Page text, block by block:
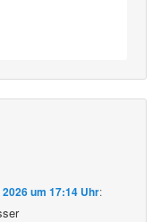
um 17:14 Uhr: